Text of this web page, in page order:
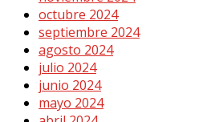
octubre 2024
septiembre 2024
agosto 2024
julio 2024
junio 2024
mayo 2024